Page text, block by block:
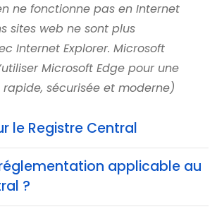
ne fonctionne pas en Internet
sites web ne sont plus
Internet Explorer. Microsoft
Microsoft Edge pour une
sécurisée et moderne)
le Registre Central
applicable au
?